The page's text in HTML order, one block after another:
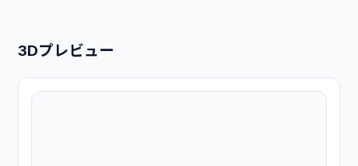
3Dプレビュー